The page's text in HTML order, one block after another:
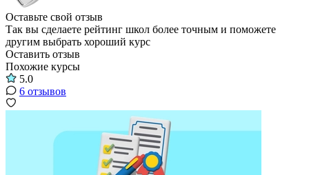
Оставьте свой отзыв
Так вы сделаете рейтинг школ более точным и поможете
другим выбрать хороший курс
Оставить отзыв
Похожие курсы
5.0
6 отзывов